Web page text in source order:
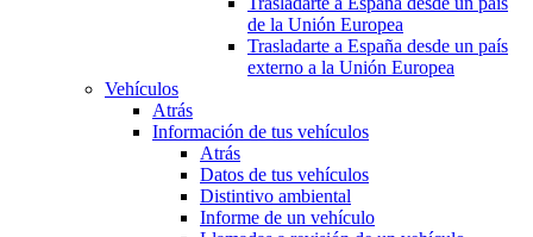
de la Unión Europea
Trasladarte a España desde un país
externo a la Unión Europea
Vehículos
Atrás
Información de tus vehículos
Atrás
Datos de tus vehículos
Distintivo ambiental
Informe de un vehículo